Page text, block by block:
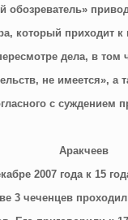
обозреватель»
который приходит к
дела, в
не имеется», а
с суждением
Аракчеев
2007 года к 15
3 чеченцев